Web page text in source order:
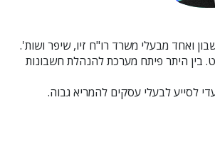
ואחד מבעלי משרד רו"ח זיו, שיפר ושות'.
בין היתר פיתח מערכת להנהלת חשבונות
לסייע לבעלי עסקים להמריא גבוה.